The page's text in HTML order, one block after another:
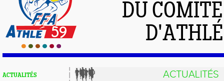
DU
ACTUALITÉS ACTUALITÉS